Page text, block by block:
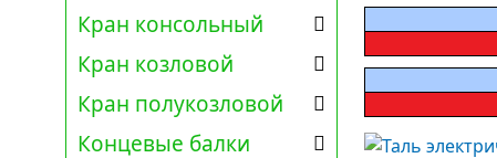
Кран консольный
Кран козловой
Кран полукозловой
Концевые балки